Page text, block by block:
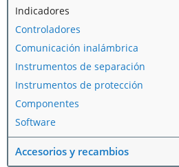
Indicadores
Controladores
Comunicación inalámbrica
Instrumentos de separación
Instrumentos de protección
Componentes
Software
Accesorios y recambios